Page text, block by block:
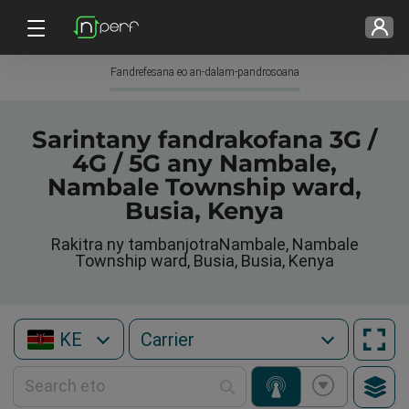
Fandrefesana eo an-dalam-pandrosoana
Sarintany fandrakofana 3G /
4G / 5G any Nambale,
Nambale Township ward,
Busia, Kenya
Rakitra ny tambanjotraNambale, Nambale
Township ward, Busia, Busia, Kenya
KE